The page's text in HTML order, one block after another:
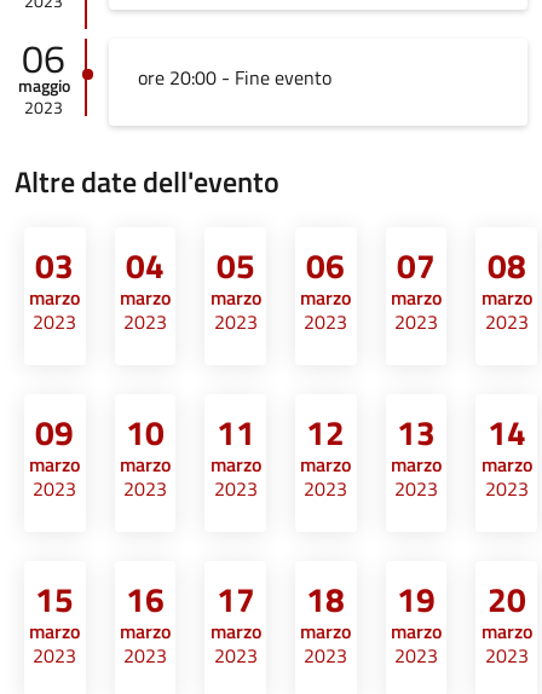
06
maggio
2023
ore 20:00 - Fine evento
Altre date dell'evento
03
marzo
2023
04
marzo
2023
05
marzo
2023
06
marzo
2023
07
marzo
2023
08
marzo
2023
09
marzo
2023
10
marzo
2023
11
marzo
2023
12
marzo
2023
13
marzo
2023
14
marzo
2023
15
marzo
2023
16
marzo
2023
17
marzo
2023
18
marzo
2023
19
marzo
2023
20
marzo
2023